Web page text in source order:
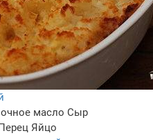
масло Сыр
Яйцо